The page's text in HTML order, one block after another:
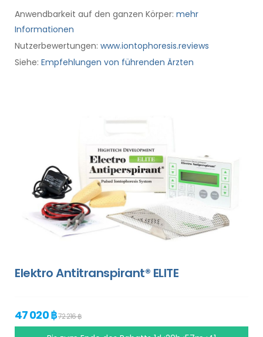
Anwendbarkeit auf den ganzen Körper: mehr
Informationen
Nutzerbewertungen: www.iontophoresis.reviews
Siehe: Empfehlungen von führenden Ärzten
Elektro Antitranspirant® ELITE
47 020 ฿72 216 ฿